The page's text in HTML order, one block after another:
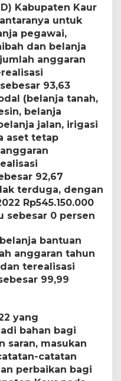
Kabupaten Kaur
untuk
pegawai,
dan belanja
anggaran
93,63
(belanja tanah,
belanja
jalan, irigasi
aset tetap
92,67
terduga, dengan
Rp545.150.000
sebesar 0 persen
bantuan
anggaran tahun
dan terealisasi
99,99
yang
bahan bagi
saran, masukan
catatan
perbaikan bagi